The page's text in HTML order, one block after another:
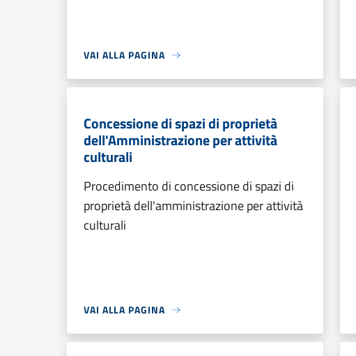
VAI ALLA PAGINA
Concessione di spazi di proprietà
dell'Amministrazione per attività
culturali
Procedimento di concessione di spazi di
proprietà dell'amministrazione per attività
culturali
VAI ALLA PAGINA